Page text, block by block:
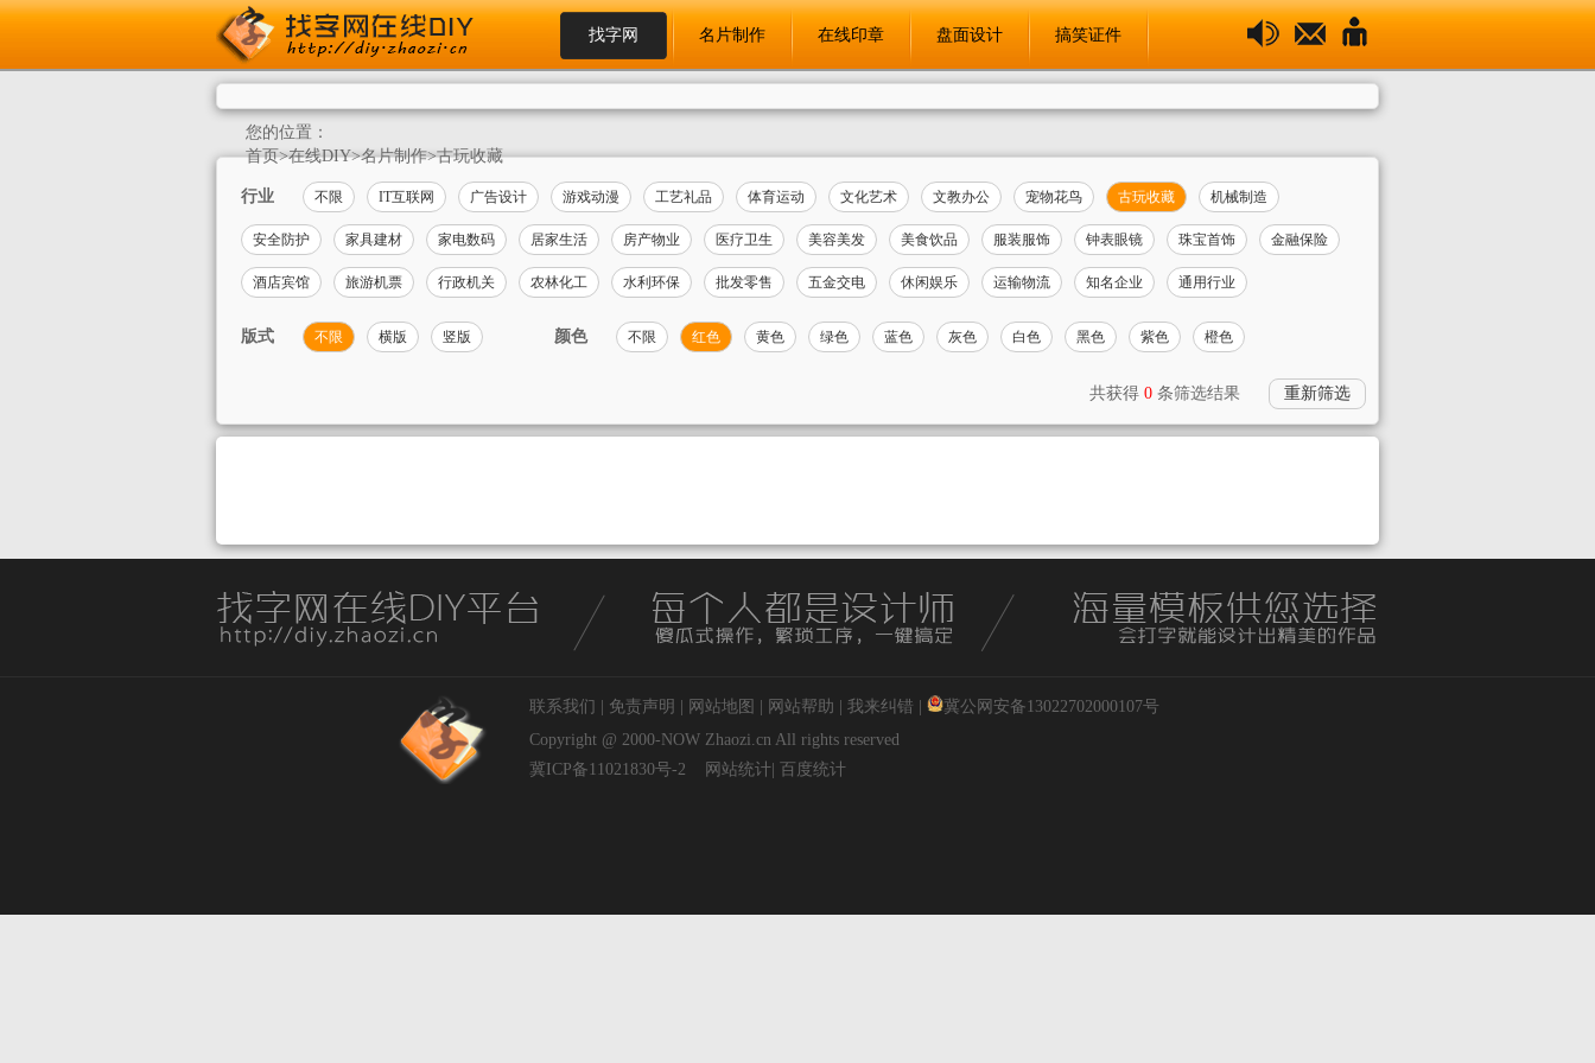
找字网 名片制作 在线印章 盘面设计 搞笑证件
您的位置：
首页>在线DIY>名片制作>古玩收藏
行业 不限 IT互联网 广告设计 游戏动漫 工艺礼品 体育运动 文化艺术 文教办公 宠物花鸟 古玩收藏 机械制造
安全防护 家具建材 家电数码 居家生活 房产物业 医疗卫生 美容美发 美食饮品 服装服饰 钟表眼镜 珠宝首饰 金融保险
酒店宾馆 旅游机票 行政机关 农林化工 水利环保 批发零售 五金交电 休闲娱乐 运输物流 知名企业 通用行业
版式 不限 横版 竖版 颜色 不限 红色 黄色 绿色 蓝色 灰色 白色 黑色 紫色 橙色
共获得 0 条筛选结果 重新筛选
联系我们 免责声明 网站地图 网站帮助 我来纠错
冀公网安备13022702000107号
Copyright @ 2000-NOW Zhaozi.cn All rights reserved
冀ICP备11021830号-2
网站统计 百度统计